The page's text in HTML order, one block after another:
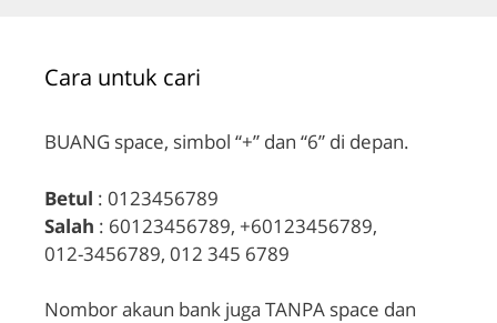
Cara untuk cari
BUANG space, simbol “+” dan “6” di depan.
Betul : 0123456789
Salah : 60123456789, +60123456789,
012-3456789, 012 345 6789
Nombor akaun bank juga TANPA space dan